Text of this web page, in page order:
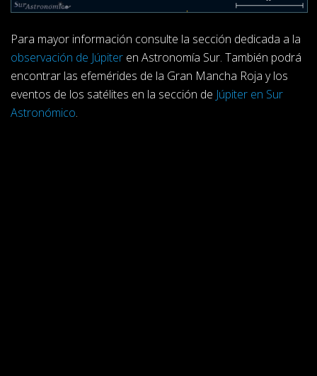
Para mayor información consulte la sección dedicada a la
observación de Júpiter en Astronomía Sur. También podrá
encontrar las efemérides de la Gran Mancha Roja y los
eventos de los satélites en la sección de Júpiter en Sur
Astronómico.